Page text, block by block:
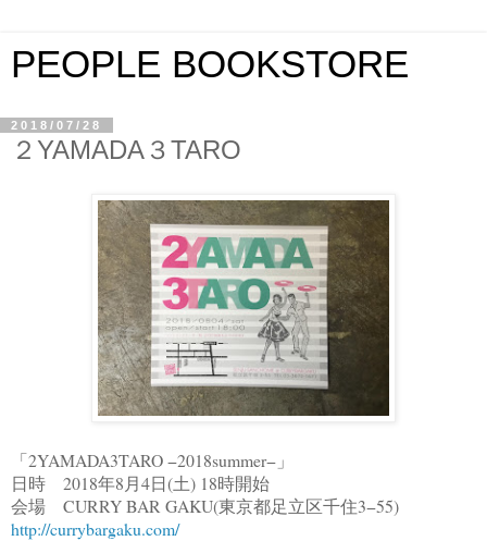
PEOPLE BOOKSTORE
2018/07/28
２YAMADA３TARO
「2YAMADA3TARO −2018summer−」
日時 2018年8月4日(土) 18時開始
会場 CURRY BAR GAKU(東京都足立区千住3−55)
http://currybargaku.com/